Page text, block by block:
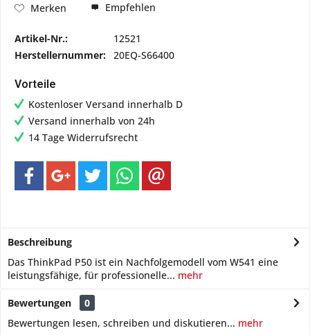
Merken Empfehlen
Artikel-Nr.:
12521
Herstellernummer: 20EQ-S66400
Vorteile
Kostenloser Versand innerhalb D
Versand innerhalb von 24h
14 Tage Widerrufsrecht
Beschreibung
Das ThinkPad P50 ist ein Nachfolgemodell vom W541 eine
leistungsfähige, für professionelle... mehr
Bewertungen
0
Bewertungen lesen, schreiben und diskutieren... mehr